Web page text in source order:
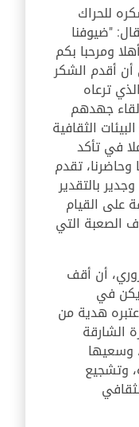
للحراك
"ضيوفنا
ومرحبا بكم
أقدم الشكر
ترعاه
لقاء جهدهم
الثقافية
في تأكد
وحاضرنا، تقدم
بالتقدير
على القيام
الصعبة التي
أن أقف
في
هدية من
الشارقة
وسعيها
وتشجيع